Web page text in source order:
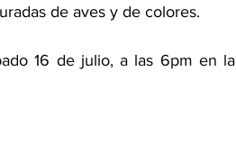
de aves y de colores.
16 de julio, a las 6pm en la